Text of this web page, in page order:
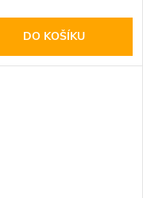
DO KOŠÍKU